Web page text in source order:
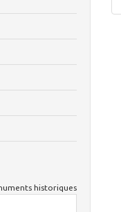
historiques